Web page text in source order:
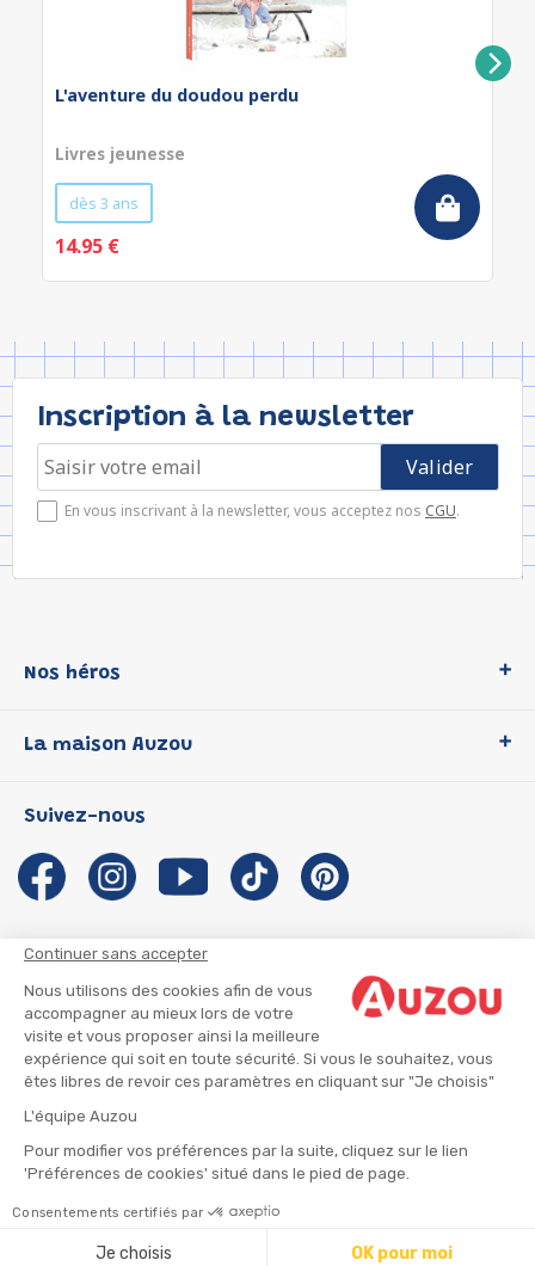
Continuer sans accepter
Nous utilisons des cookies afin de vous
accompagner au mieux lors de votre
visite et vous proposer ainsi la meilleure
expérience qui soit en toute sécurité. Si vous le souhaitez, vous
êtes libres de revoir ces paramètres en cliquant sur "Je choisis"
L'équipe Auzou
Pour modifier vos préférences par la suite, cliquez sur le lien
'Préférences de cookies' situé dans le pied de page.
Consentements certifiés par
Je choisis OK pour moi
Ajouter au panier
L'aventure du doudou perdu
Livres jeunesse
dès 3 ans
14.95 €
Inscription à la newsletter
En vous inscrivant à la newsletter, vous acceptez nos CGU.
Nos héros
P'tit Loup
Les Influenceuses
Migali
Petite Taupe
La maison Auzou
Notre histoire
Auzou s'engage
Auteurs et illustrateurs Auzou
Suivre mon colis
Infos consommateur
Suivez-nous
CGU
CGV
Mentions légales
© 2026 - AUZOU |